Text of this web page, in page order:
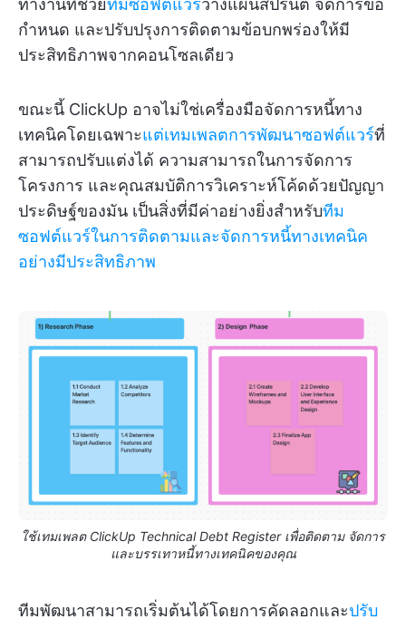
ทำงานที่ช่วยทีมซอฟต์แวร์วางแผนสปรินต์ จัดการข้อ
กำหนด และปรับปรุงการติดตามข้อบกพร่องให้มี
ประสิทธิภาพจากคอนโซลเดียว
ขณะนี้ ClickUp อาจไม่ใช่เครื่องมือจัดการหนี้ทาง
เทคนิคโดยเฉพาะแต่เทมเพลตการพัฒนาซอฟต์แวร์ที่
สามารถปรับแต่งได้ ความสามารถในการจัดการ
โครงการ และคุณสมบัติการวิเคราะห์โค้ดด้วยปัญญา
ประดิษฐ์ของมัน เป็นสิ่งที่มีค่าอย่างยิ่งสำหรับทีม
ซอฟต์แวร์ในการติดตามและจัดการหนี้ทางเทคนิค
อย่างมีประสิทธิภาพ
ใช้เทมเพลต ClickUp Technical Debt Register เพื่อติดตาม จัดการ
และบรรเทาหนี้ทางเทคนิคของคุณ
ทีมพัฒนาสามารถเริ่มต้นได้โดยการคัดลอกและปรับ